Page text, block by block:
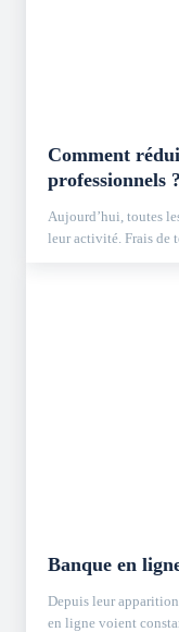
Comment
professionnels ?
Aujourd’hui, toutes
leur activité. Frais de
Banque en
Depuis leur
en ligne voient